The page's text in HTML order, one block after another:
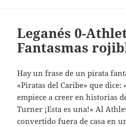
Leganés 0-
Fantasmas
Hay un frase de un pirata
«Piratas del Caribe» que dice:
empiece a creer en historias
Turner ¡Esta es una!» Al
convertido fuera de casa en